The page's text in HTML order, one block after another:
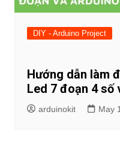
DIY - Arduino Project
Hướng dẫn làm
Led 7 đoạn 4 số
arduinokit May